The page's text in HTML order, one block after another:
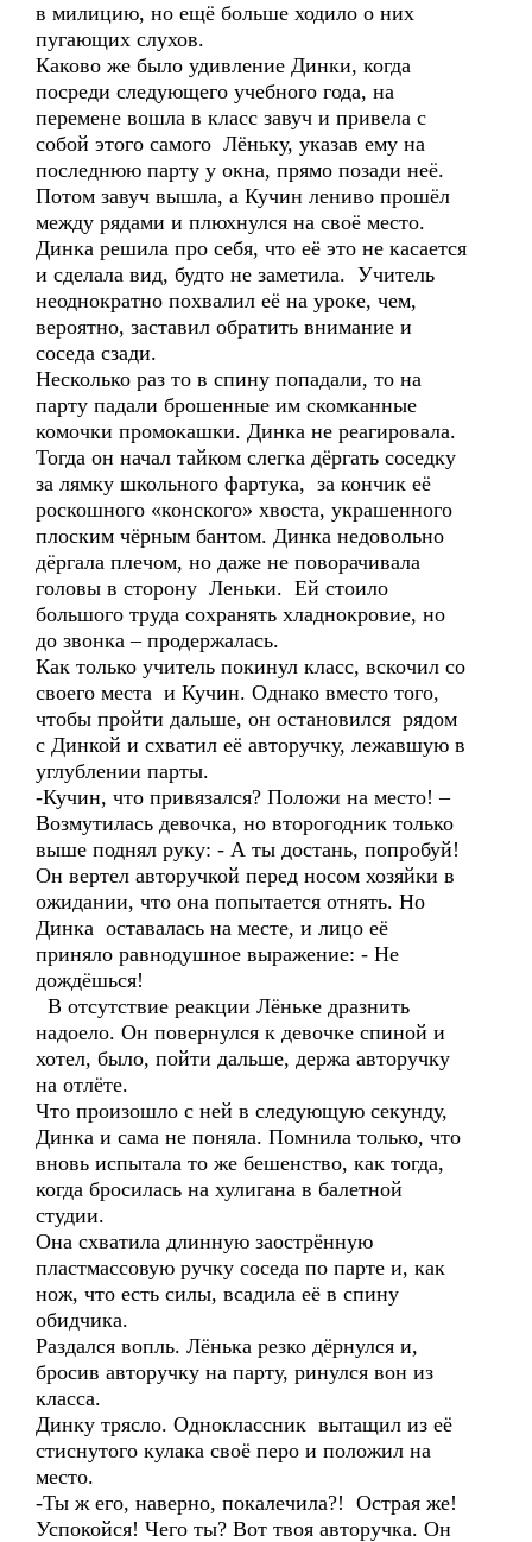
в милицию, но ещё больше ходило о них
пугающих слухов.
Каково же было удивление Динки, когда
посреди следующего учебного года, на
перемене вошла в класс завуч и привела с
собой этого самого Лёньку, указав ему на
последнюю парту у окна, прямо позади неё.
Потом завуч вышла, а Кучин лениво прошёл
между рядами и плюхнулся на своё место.
Динка решила про себя, что её это не касается
и сделала вид, будто не заметила. Учитель
неоднократно похвалил её на уроке, чем,
вероятно, заставил обратить внимание и
соседа сзади.
Несколько раз то в спину попадали, то на
парту падали брошенные им скомканные
комочки промокашки. Динка не реагировала.
Тогда он начал тайком слегка дёргать соседку
за лямку школьного фартука, за кончик её
роскошного «конского» хвоста, украшенного
плоским чёрным бантом. Динка недовольно
дёргала плечом, но даже не поворачивала
головы в сторону Леньки. Ей стоило
большого труда сохранять хладнокровие, но
до звонка – продержалась.
Как только учитель покинул класс, вскочил со
своего места и Кучин. Однако вместо того,
чтобы пройти дальше, он остановился рядом
с Динкой и схватил её авторучку, лежавшую в
углублении парты.
-Кучин, что привязался? Положи на место! –
Возмутилась девочка, но второгодник только
выше поднял руку: - А ты достань, попробуй!
Он вертел авторучкой перед носом хозяйки в
ожидании, что она попытается отнять. Но
Динка оставалась на месте, и лицо её
приняло равнодушное выражение: - Не
дождёшься!
В отсутствие реакции Лёньке дразнить
надоело. Он повернулся к девочке спиной и
хотел, было, пойти дальше, держа авторучку
на отлёте.
Что произошло с ней в следующую секунду,
Динка и сама не поняла. Помнила только, что
вновь испытала то же бешенство, как тогда,
когда бросилась на хулигана в балетной
студии.
Она схватила длинную заострённую
пластмассовую ручку соседа по парте и, как
нож, что есть силы, всадила её в спину
обидчика.
Раздался вопль. Лёнька резко дёрнулся и,
бросив авторучку на парту, ринулся вон из
класса.
Динку трясло. Одноклассник вытащил из её
стиснутого кулака своё перо и положил на
место.
-Ты ж его, наверно, покалечила?! Острая же!
Успокойся! Чего ты? Вот твоя авторучка. Он